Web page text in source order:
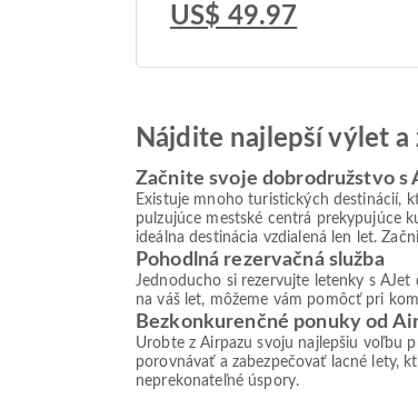
US$ 49.97
Nájdite najlepší výlet
Začnite svoje dobrodružstvo s
Existuje mnoho turistických destinácií,
pulzujúce mestské centrá prekypujúce
ideálna destinácia vzdialená len let.
Pohodlná rezervačná služba
Jednoducho si rezervujte letenky s
na váš let, môžeme vám pomôcť pri
Bezkonkurenčné ponuky od
Urobte z Airpazu svoju najlepšiu voľbu
porovnávať a zabezpečovať lacné lety,
neprekonateľné úspory.